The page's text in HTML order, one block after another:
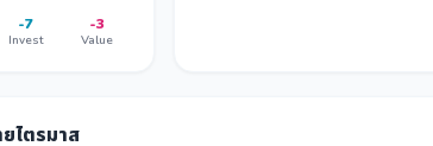
-7
Invest
-3
Value
ไตรมาส